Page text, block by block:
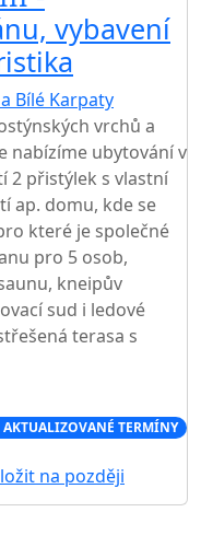
vybavení
Bílé Karpaty
vrchů a
nabízíme ubytování v
2 přistýlek s vlastní
ap. domu, kde se
které je společné
pro 5 osob,
kneipův
sud i ledové
terasa s
AKTUALIZOVANÉ TERMÍNY
na později